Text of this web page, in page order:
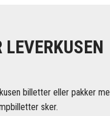
billetter eller pakker
sker.